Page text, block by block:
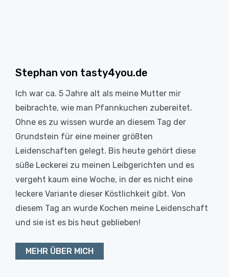
Stephan von tasty4you.de
Ich war ca. 5 Jahre alt als meine Mutter mir
beibrachte, wie man Pfannkuchen zubereitet.
Ohne es zu wissen wurde an diesem Tag der
Grundstein für eine meiner größten
Leidenschaften gelegt. Bis heute gehört diese
süße Leckerei zu meinen Leibgerichten und es
vergeht kaum eine Woche, in der es nicht eine
leckere Variante dieser Köstlichkeit gibt. Von
diesem Tag an wurde Kochen meine Leidenschaft
und sie ist es bis heut geblieben!
MEHR ÜBER MICH